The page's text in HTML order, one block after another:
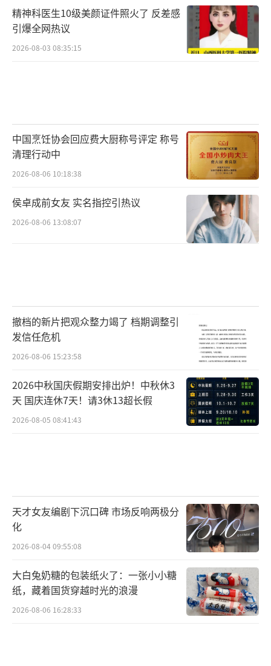
大病医疗：在一个纳税年度内，纳税人发
生的与基本医保相关的医药费用支出，扣除医
住房贷款利息：本人或者配偶单独或者共
同使用商业银行或者住房公积金个人住房贷款
为本人或者其配偶购买中国境内住房，发生的
首套住房贷款利息支出，在实际发生贷款利息
的年度，按照每月1000元的标准定额扣除，扣
赡养老人：独生子女每月2000元定额扣
除；非独生子女与兄弟姐妹分摊每月2000元的
扣除额度，每人分摊的额度不能超过每月1000
其他依法确定的扣除：如企业年金、职业
年金、商业健康保险、税收递延型商业养老保
捐赠，捐赠额未超过纳税人申报的应纳税所得
额30%的部分，可以从其应纳税所得额中扣
除；国务院规定对公益慈善事业捐赠实行全额
税前扣除的，从其规定。（责任编辑：于浩淙 Hzx017
6）
精神科医生10级美颜证件照火了 反差感
引爆全网热议
2026-08-03 08:35:15
中国烹饪协会回应费大厨称号评定 称号
清理行动中
2026-08-06 10:18:38
侯卓成前女友 实名指控引热议
2026-08-06 13:08:07
撤档的新片把观众整力竭了 档期调整引
发信任危机
2026-08-06 15:23:58
2026中秋国庆假期安排出炉！中秋休3
天 国庆连休7天！请3休13超长假
2026-08-05 08:41:43
天才女友编剧下沉口碑 市场反响两极分
化
2026-08-04 09:55:08
大白兔奶糖的包装纸火了：一张小小糖
纸，藏着国货穿越时光的浪漫
2026-08-06 16:28:33